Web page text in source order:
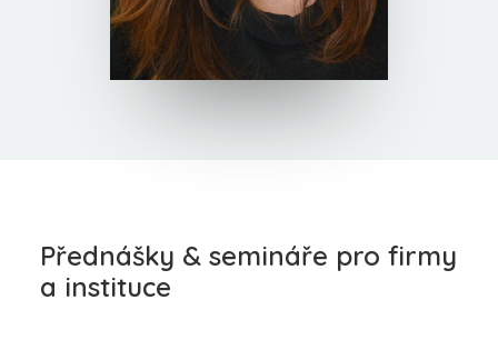
Přednášky & semináře pro firmy
a instituce